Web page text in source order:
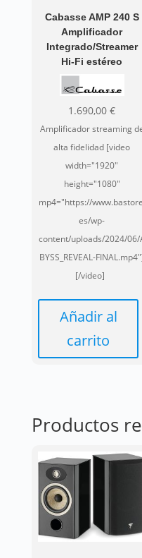
Cabasse AMP 240 S
Amplificador
Integrado/Streamer
Hi-Fi estéreo
1.690,00€
Amplificador streaming
alta fidelidad [video
width="1920"
height="1080"
mp4="https://
es/wp-
content/uploads/2024/06/
BYSS_REVEAL-
[/video]
Añadir al
carrito
Productos